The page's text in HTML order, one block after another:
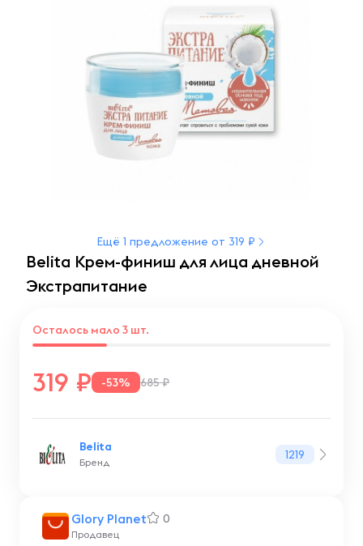
Ещё 1 предложение от 319 ₽
Belita Крем-финиш для лица дневной
Экстрапитание
Glory Planet 0
Продавец
319 -53% 685 ₽
Осталось мало 3 шт.
Belita
Бренд
1219